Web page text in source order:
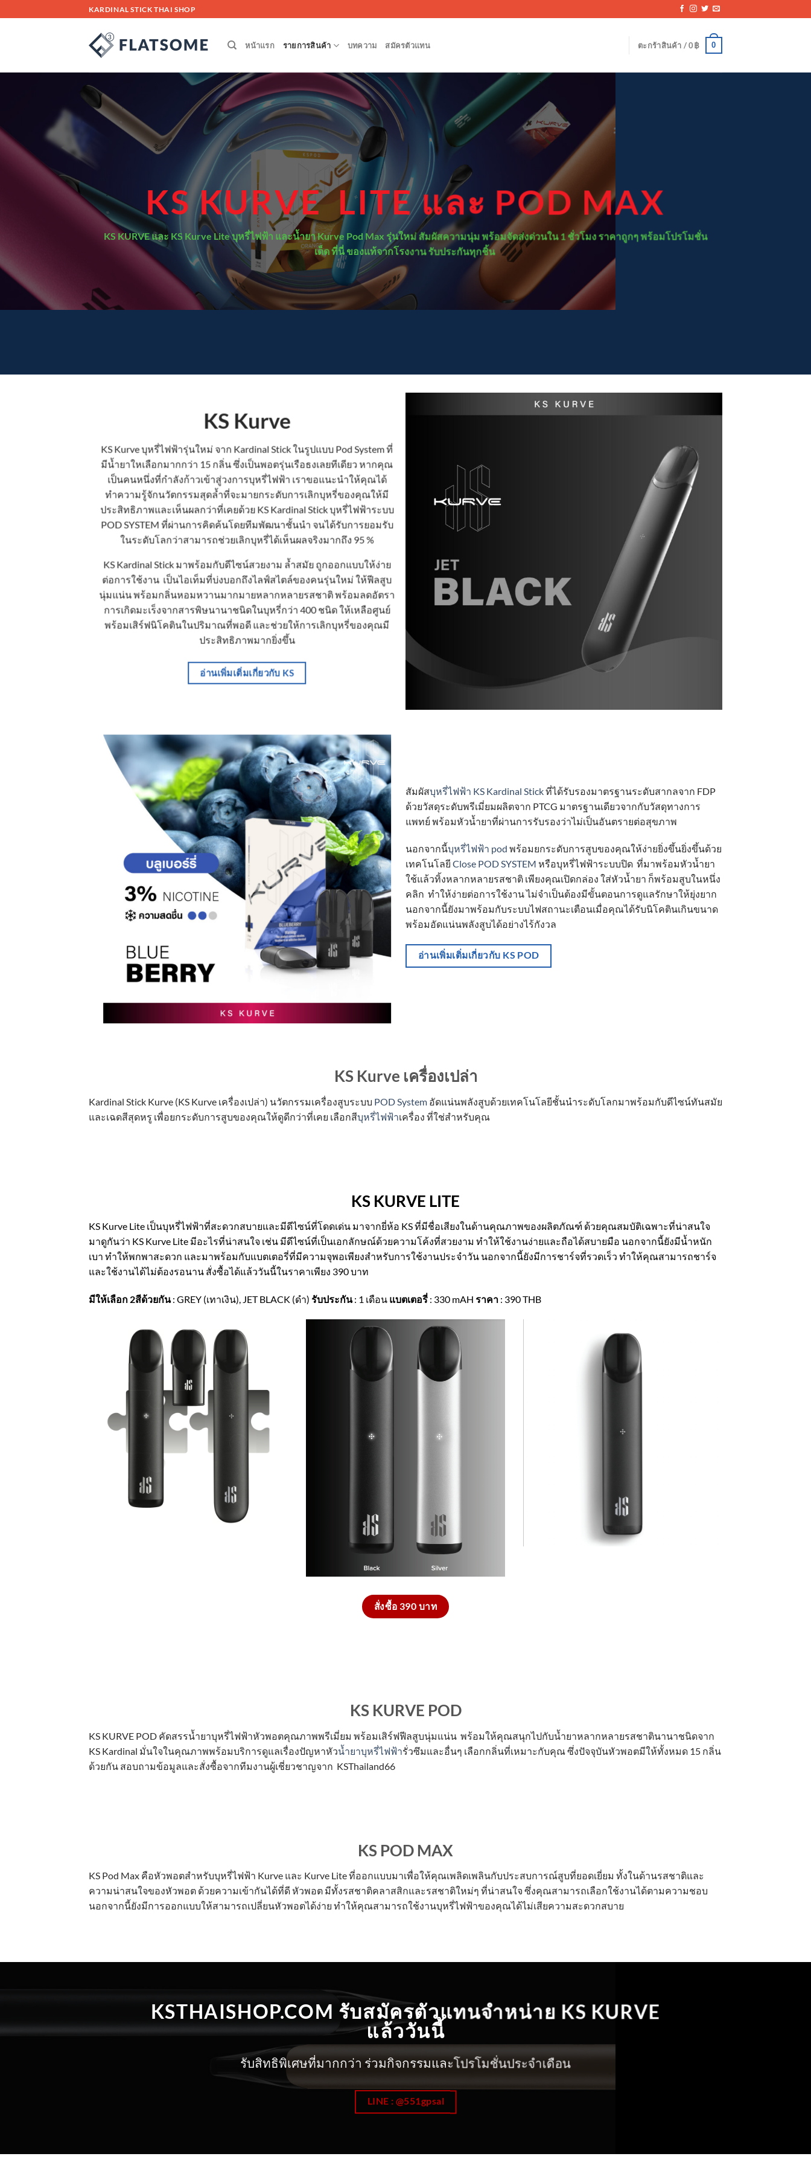
to
KARDINAL STICK THAI SHOP
หน้าแรก รายการสินค้า บทความ สมัครตัวแทน ตะกร้าสินค้า /0฿ 0
KS KURVE LITE และ POD MAX
KS KURVE และ KS Kurve Lite บุหรี่ไฟฟ้า และน้ำยา Kurve Pod Max รุ่นใหม่ สัมผัสความนุ่ม พร้อมจัดส่งด่วนใน 1 ชั่วโมง ราคาถูกๆ พร้อมโปรโมชั่น
เด็ด ที่นี่ ของแท้จากโรงงาน รับประกันทุกชิ้น
KS Kurve
KS Kurve บุหรี่ไฟฟ้ารุ่นใหม่ จาก Kardinal Stick ในรูปแบบ Pod System ที่
มีน้ำยาใหเลือกมากกว่า 15 กลิ่น ซึ่งเป็นพอตรุ่นเรือธงเลยทีเดียว หากคุณ
เป็นคนหนึ่งที่กำลังก้าวเข้าสู่วงการบุหรี่ไฟฟ้า เราขอแนะนำให้คุณได้
ทำความรู้จักนวัตกรรมสุดล้ำที่จะมายกระดับการเลิกบุหรี่ของคุณให้มี
ประสิทธิภาพและเห็นผลกว่าที่เคยด้วย KS Kardinal Stickบุหรี่ไฟฟ้าระบบ
POD SYSTEM ที่ผ่านการคิดค้นโดยทีมพัฒนาชั้นนำ จนได้รับการยอมรับ
ในระดับโลกว่าสามารถช่วยเลิกบุหรี่ได้เห็นผลจริงมากถึง 95 %
KS Kardinal Stick มาพร้อมกับดีไซน์สวยงาม ล้ำสมัย ถูกออกแบบให้ง่าย
ต่อการใช้งาน เป็นไอเท็มที่บ่งบอกถึงไลฟ์สไตล์ของคนรุ่นใหม่ ให้ฟีลสูบ
นุ่มแน่น พร้อมกลิ่นหอมหวานมากมายหลากหลายรสชาติ พร้อมลดอัตรา
การเกิดมะเร็งจากสารพิษนานาชนิดในบุหรี่กว่า 400 ชนิด ให้เหลือศูนย์
พร้อมเสิร์ฟนิโคตินในปริมาณที่พอดี และช่วยให้การเลิกบุหรี่ของคุณมี
ประสิทธิภาพมากยิ่งขึ้น
อ่านเพิ่มเติ่มเกี่ยวกับ KS
สัมผัสบุหรี่ไฟฟ้า KS Kardinal Stickที่ได้รับรองมาตรฐานระดับสากลจาก FDP
ด้วยวัสดุระดับพรีเมี่ยมผลิตจาก PTCG มาตรฐานเดียวจากกับวัสดุทางการ
แพทย์ พร้อมหัวน้ำยาที่ผ่านการรับรองว่าไม่เป็นอันตรายต่อสุขภาพ
นอกจากนี้บุหรี่ไฟฟ้า pod พร้อมยกระดับการสูบของคุณให้ง่ายยิ่งขึ้นยิ่งขึ้นด้วย
เทคโนโลยี Close POD SYSTEM หรือบุหรี่ไฟฟ้าระบบปิด ที่มาพร้อมหัวน้ำยา
ใช้แล้วทิ้งหลากหลายรสชาติ เพียงคุณเปิดกล่อง ใส่หัวน้ำยา ก็พร้อมสูบในหนึ่ง
คลิก ทำให้ง่ายต่อการใช้งาน ไม่จำเป็นต้องมีขั้นตอนการดูแลรักษาให้ยุ่งยาก
นอกจากนี้ยังมาพร้อมกับระบบไฟสถานะเตือนเมื่อคุณได้รับนิโคตินเกินขนาด
พร้อมอัดแน่นพลังสูบได้อย่างไร้กังวล
อ่านเพิ่มเติ่มเกี่ยวกับ KS POD
KS Kurve เครื่องเปล่า
Kardinal Stick Kurve (KS Kurve เครื่องเปล่า) นวัตกรรมเครื่องสูบระบบ POD System อัดแน่นพลังสูบด้วยเทคโนโลยีชั้นนำระดับโลกมาพร้อมกับดีไซน์ทันสมัย
และเฉดสีสุดหรู เพื่อยกระดับการสูบของคุณให้ดูดีกว่าที่เคย เลือกสีบุหรี่ไฟฟ้าเครื่อง ที่ใช่สำหรับคุณ
KS KURVE LITE
KS Kurve Lite เป็นบุหรี่ไฟฟ้าที่สะดวกสบายและมีดีไซน์ที่โดดเด่น มาจากยี่ห้อ KS ที่มีชื่อเสียงในด้านคุณภาพของผลิตภัณฑ์ ด้วยคุณสมบัติเฉพาะที่น่าสนใจ
มาดูกันว่า KS Kurve Lite มีอะไรที่น่าสนใจ เช่น มีดีไซน์ที่เป็นเอกลักษณ์ด้วยความโค้งที่สวยงาม ทำให้ใช้งานง่ายและถือได้สบายมือ นอกจากนี้ยังมีน้ำหนัก
เบา ทำให้พกพาสะดวก และมาพร้อมกับแบตเตอรี่ที่มีความจุพอเพียงสำหรับการใช้งานประจำวัน นอกจากนี้ยังมีการชาร์จที่รวดเร็ว ทำให้คุณสามารถชาร์จ
และใช้งานได้ไม่ต้องรอนาน สั่งซื้อได้แล้ววันนี้ในราคาเพียง 390 บาท
มีให้เลือก 2สีด้วยกัน: GREY (เทาเงิน), JET BLACK (ดำ) รับประกัน: 1 เดือน แบตเตอรี่ : 330 mAH ราคา : 390 THB
สั่งซื้อ 390 บาท
KS KURVE POD
KS KURVE POD คัดสรรน้ำยาบุหรี่ไฟฟ้าหัวพอตคุณภาพพรีเมี่ยม พร้อมเสิร์ฟฟีลสูบนุ่มแน่น พร้อมให้คุณสนุกไปกับน้ำยาหลากหลายรสชาตินานาชนิดจาก
KS Kardinal มั่นใจในคุณภาพพร้อมบริการดูแลเรื่องปัญหาหัวน้ำยาบุหรี่ไฟฟ้ารั่วซึมและอื่นๆ เลือกกลิ่นที่เหมาะกับคุณ ซึ่งปัจจุบันหัวพอตมีให้ทั้งหมด 15 กลิ่น
ด้วยกัน สอบถามข้อมูลและสั่งซื้อจากทีมงานผู้เชี่ยวชาญจาก KSThailand66
KS POD MAX
KS Pod Max คือหัวพอตสำหรับบุหรี่ไฟฟ้า Kurve และ Kurve Lite ที่ออกแบบมาเพื่อให้คุณเพลิดเพลินกับประสบการณ์สูบที่ยอดเยี่ยม ทั้งในด้านรสชาติและ
ความน่าสนใจของหัวพอต ด้วยความเข้ากันได้ที่ดี หัวพอต มีทั้งรสชาติคลาสสิกและรสชาติใหม่ๆ ที่น่าสนใจ ซึ่งคุณสามารถเลือกใช้งานได้ตามความชอบ
นอกจากนี้ยังมีการออกแบบให้สามารถเปลี่ยนหัวพอตได้ง่าย ทำให้คุณสามารถใช้งานบุหรี่ไฟฟ้าของคุณได้ไม่เสียความสะดวกสบาย
KSTHAISHOP.COM รับสมัครตัวแทนจำหน่าย KS KURVE
แล้ววันนี้
รับสิทธิพิเศษที่มากกว่า ร่วมกิจกรรมและโปรโมชั่นประจำเดือน
LINE : @551gpsal